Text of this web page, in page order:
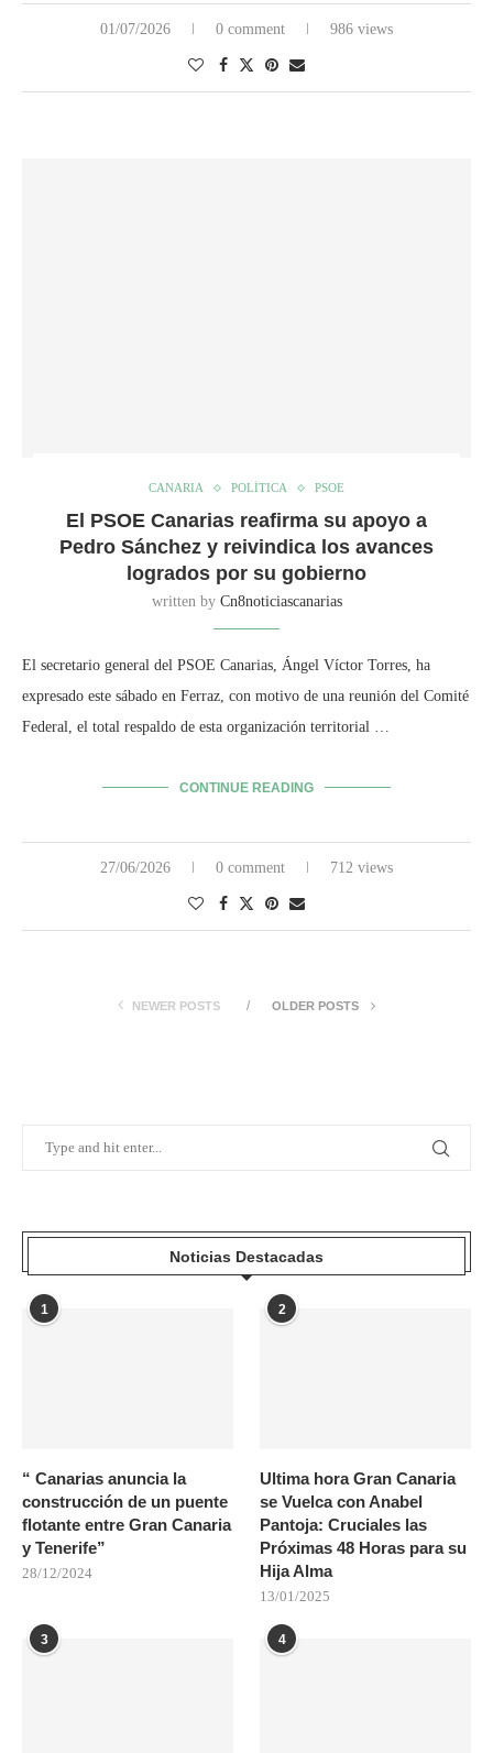
01/07/2026 0 comment 986 views
CANARIA POLÍTICA PSOE
El PSOE Canarias reafirma su apoyo a
Pedro Sánchez y reivindica los avances
logrados por su gobierno
written by Cn8noticiascanarias
El secretario general del PSOE Canarias, Ángel Víctor Torres, ha
expresado este sábado en Ferraz, con motivo de una reunión del Comité
Federal, el total respaldo de esta organización territorial …
CONTINUE READING
27/06/2026 0 comment 712 views
NEWER POSTS OLDER POSTS
Noticias Destacadas
1
“ Canarias anuncia la
construcción de un puente
flotante entre Gran Canaria
y Tenerife”
28/12/2024
2
Ultima hora Gran Canaria
se Vuelca con Anabel
Pantoja: Cruciales las
Próximas 48 Horas para su
Hija Alma
13/01/2025
3 4